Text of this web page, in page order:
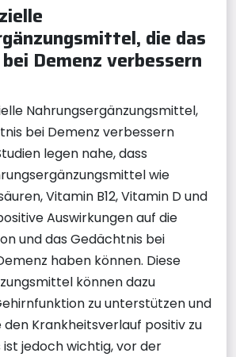
die das
Demenz verbessern
Nahrungsergänzungsmittel,
bei Demenz verbessern
legen nahe, dass
wie
Vitamin B12, Vitamin D und
Auswirkungen auf die
und das Gedächtnis bei
haben können. Diese
können dazu
zu unterstützen und
Krankheitsverlauf positiv zu
ist jedoch wichtig, vor der